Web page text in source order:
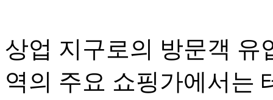
상업 지구로의 방문객 유
역의 주요 쇼핑가에서는